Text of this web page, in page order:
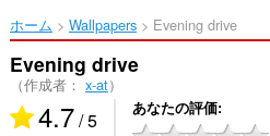
移
動
ホーム Wallpapers Evening drive‎
Evening drive
（作成者： x-at）
4.7/ 5 あなたの評価